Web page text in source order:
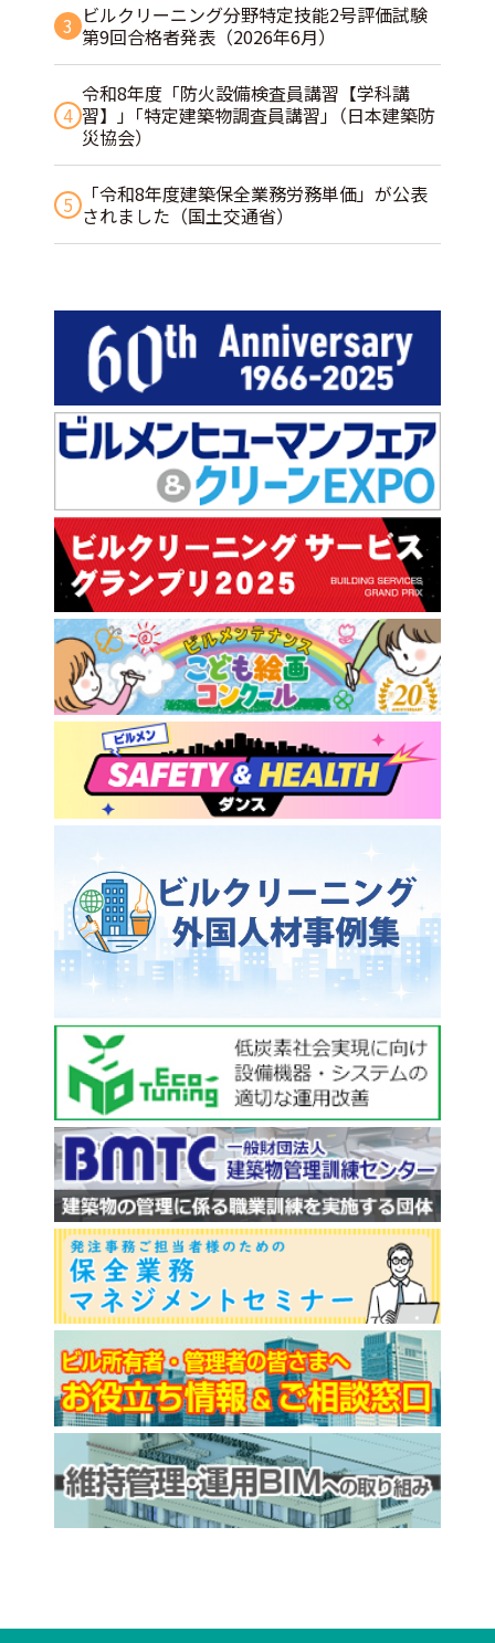
3 ビルクリーニング分野特定技能2号評価試験
第9回合格者発表（2026年6月）
4
令和8年度「防火設備検査員講習【学科講
習】」｢特定建築物調査員講習｣（日本建築防
災協会）
5
「令和8年度建築保全業務労務単価」が公表
されました（国土交通省）